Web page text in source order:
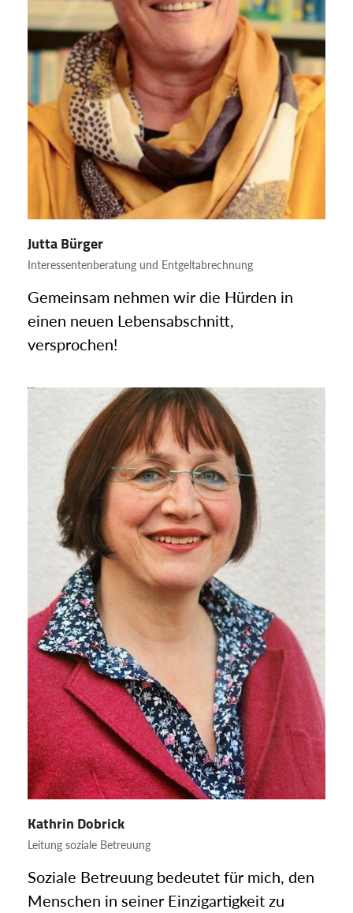
Jutta Bürger
Interessentenberatung und Entgeltabrechnung
Gemeinsam nehmen wir die Hürden in
einen neuen Lebensabschnitt,
versprochen!
Kathrin Dobrick
Leitung soziale Betreuung
Soziale Betreuung bedeutet für mich, den
Menschen in seiner Einzigartigkeit zu